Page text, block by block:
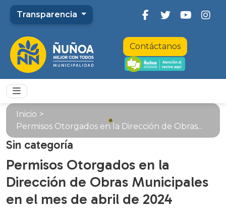
Transparencia
Contáctanos
Inicio >
Permisos Otorgados en la Dirección de Obras...
Sin categoría
Permisos Otorgados en la
Dirección de Obras Municipales
en el mes de abril de 2024